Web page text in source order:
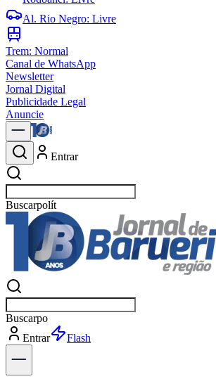
Al. Rio Negro: Livre
Trem: Normal
Canal de WhatsApp
Newsletter
Jornal Digital
Publicidade Legal
Anuncie
Entrar
Buscarnotícias
Buscarnotíci
Entrar
Explorar